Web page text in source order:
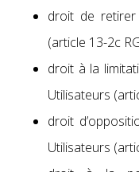
droit de
(article 13-2c
droit à la
Utilisateurs
droit
Utilisateurs